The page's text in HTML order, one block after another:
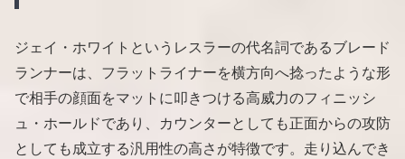
ジェイ・ホワイトというレスラーの代名詞であるブレード
ランナーは、フラットライナーを横方向へ捻ったような形
で相手の顔面をマットに叩きつける高威力のフィニッシ
ュ・ホールドであり、カウンターとしても正面からの攻防
としても成立する汎用性の高さが特徴です。走り込んでき